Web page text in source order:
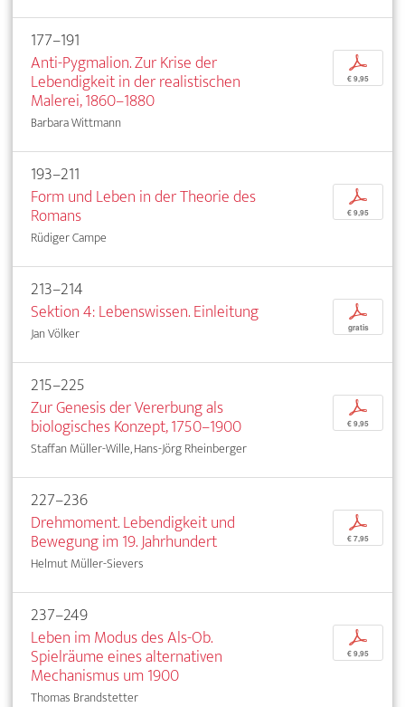
177–191
Anti-Pygmalion. Zur Krise der
Lebendigkeit in der realistischen
Malerei, 1860–1880
Barbara Wittmann
p
€ 9,95
193–211
Form und Leben in der Theorie des
Romans
Rüdiger Campe
p
€ 9,95
213–214
Sektion 4: Lebenswissen. Einleitung
Jan Völker
p
gratis
215–225
Zur Genesis der Vererbung als
biologisches Konzept, 1750–1900
Staffan Müller-Wille, Hans-Jörg Rheinberger
p
€ 9,95
227–236
Drehmoment. Lebendigkeit und
Bewegung im 19. Jahrhundert
Helmut Müller-Sievers
p
€ 7,95
237–249
Leben im Modus des Als-Ob.
Spielräume eines alternativen
Mechanismus um 1900
Thomas Brandstetter
p
€ 9,95